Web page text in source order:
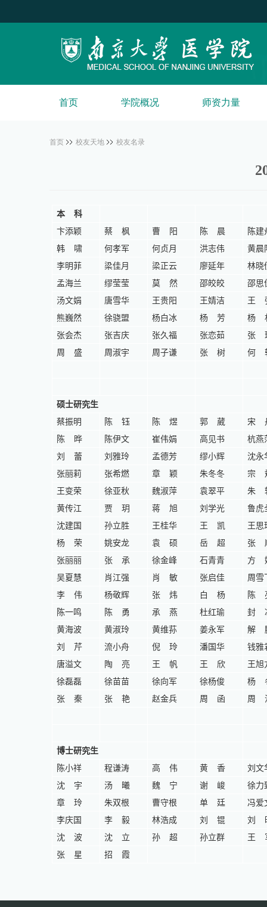
首页 学院概况 师资力量
首页 校友天地 校友名录
本 科
卞添颖
蔡 枫 曹 阳 陈 晨
陈建
韩 啸 何孝军 何贞月 洪志伟
黄晨
李明菲
梁佳月 梁正云 廖延年
林晓
孟海兰
缪莹莹 莫 然 邵皎皎
邵思
汤文娟
唐雪华 王贵阳 王婧洁 王
熊巍然
徐骁盟 杨白冰 杨 芳 杨
张会杰
张吉庆 张久福 张恋茹 张
周 盛 周淑宇 周子谦 张 树 何
硕士研究生
蔡振明
陈 钰 陈 煜 郭 葳 宋
陈
晔 陈伊文 崔伟娟 高见书
杭燕
刘 蕾 刘雅玲 孟德芳 缪小辉
沈永
张丽莉
张希燃 章 颖 朱冬冬 宗
王变荣
徐亚秋 魏淑萍 袁翠平 朱
黄传江
贾 玥 蒋 旭 刘学光
鲁虎
沈建国
孙立胜 王桂华 王 凯
王思
杨 荣 姚安龙 袁 硕 岳 超 张
张丽丽
张 承 徐金峰 石青青 方
吴夏慧
肖江强 肖 敏 张启佳
周雪
李 伟 杨敬辉 张 炜 白 杨 陈
陈一鸣
陈 勇 承 燕 杜红瑜 封
黄海波
黄淑玲 黄维荪 姜永军 解
刘 芹 流小舟 倪 玲 潘国华
钱雅
唐溢文
陶 亮 王 帆 王 欣
王旭
徐磊磊
徐苗苗 徐向军 徐杨俊 杨
张 秦 张 艳 赵金兵 周 函 周
博士研究生
陈小祥
程谦涛 高 伟 黄 香
刘文
沈 宇 汤 曦 魏 宁 谢 峻
徐力
章 玲 朱双根 曹守根 单 廷
冯爱
李庆国
李 毅 林浩成 刘 锟 刘
沈 波 沈 立 孙 超 孙立群 王
张 星 招 霞